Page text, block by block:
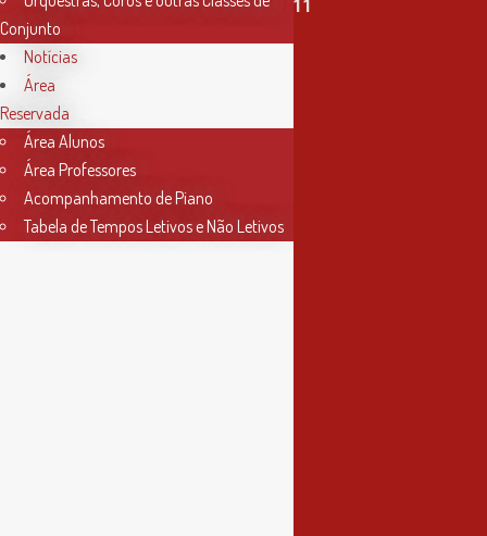
T. (+351) 915 335 478 / 913 890 411
Horário Secretaria
2ª, 3ª, 5ª e 6ª feira
das 9h às 17h30
4ª feira
das 9h às 13h
Conjunto
Notícias
Área
Reservada
Área Alunos
Área Professores
Acompanhamento de Piano
Tabela de Tempos Letivos e Não Letivos